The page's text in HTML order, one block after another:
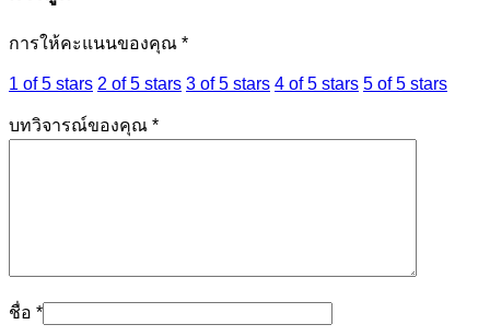
การให้คะแนนของคุณ *
1 of 5 stars 2 of 5 stars 3 of 5 stars 4 of 5 stars 5 of 5 stars
บทวิจารณ์ของคุณ *
ชื่อ *